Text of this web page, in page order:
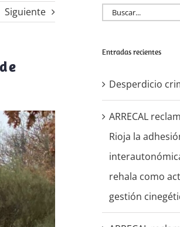
Siguiente Buscar:
Entradas recientes
Desperdicio
ARRECAL
Rioja la
rehala como
gestión